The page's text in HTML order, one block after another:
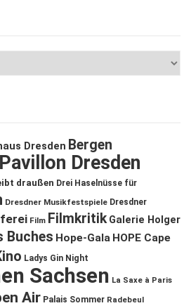
Dresden Bergen
Dresden
draußen Drei Haselnüsse für
Dresdner Musikfestspiele Dresdner
Film Filmkritik Galerie Holger
Buches Hope-Gala HOPE Cape
Ladys Gin Night
Sachsen La Saxe à Paris
Air Palais Sommer Radebeul